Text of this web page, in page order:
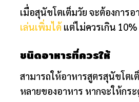
เมื่อสุนัขโตเต็มวัย จะต้องการ
เล่นเพิ่มได้ แต่ไม่ควรเกิน
ชนิดอาหารที่ควรให้
สามารถให้อาหารสูตรสุนัขโต
หลายของอาหาร หากจะให้กร